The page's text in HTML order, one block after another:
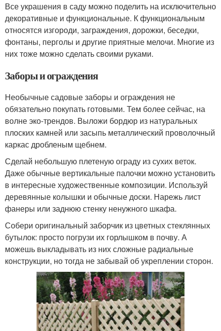
Все украшения в саду можно поделить на исключительно
декоративные и функциональные. К функциональным
относятся изгороди, заграждения, дорожки, беседки,
фонтаны, перголы и другие приятные мелочи. Многие из
них тоже можно сделать своими руками.
Заборы и ограждения
Необычные садовые заборы и ограждения не
обязательно покупать готовыми. Тем более сейчас, на
волне эко-трендов. Выложи бордюр из натуральных
плоских камней или засыпь металлический проволочный
каркас дробленым щебнем.
Сделай небольшую плетеную ограду из сухих веток.
Даже обычные вертикальные палочки можно установить
в интересные художественные композиции. Используй
деревянные колышки и обычные доски. Нарежь лист
фанеры или заднюю стенку ненужного шкафа.
Собери оригинальный заборчик из цветных стеклянных
бутылок: просто погрузи их горлышком в почву. А
можешь выкладывать из них сложные радиальные
конструкции, но тогда не забывай об укреплении сторон.